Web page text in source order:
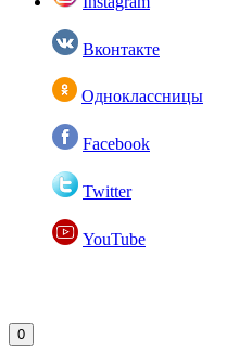
Вконтакте
Одноклассницы
Facebook
Twitter
YouTube
0